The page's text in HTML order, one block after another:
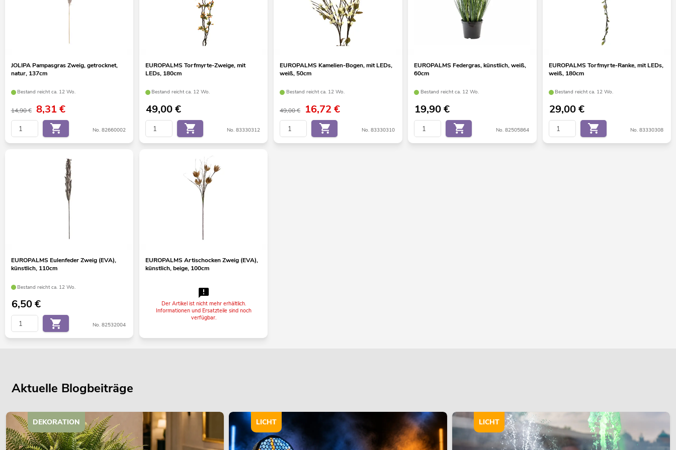
JOLIPA Pampasgras Zweig, getrocknet,
natur, 137cm
Bestand reicht ca. 12 Wo.
14,90 € 8,31€
No. 82660002
EUROPALMS Torfmyrte-Zweige, mit
LEDs, 180cm
Bestand reicht ca. 12 Wo.
49,00€
No. 83330312
EUROPALMS Kamelien-Bogen, mit LEDs,
weiß, 50cm
Bestand reicht ca. 12 Wo.
49,00 € 16,72€
No. 83330310
EUROPALMS Federgras, künstlich, weiß,
60cm
Bestand reicht ca. 12 Wo.
19,90€
No. 82505864
EUROPALMS Torfmyrte-Ranke, mit LEDs,
weiß, 180cm
Bestand reicht ca. 12 Wo.
29,00€
No. 83330308
EUROPALMS Eulenfeder Zweig (EVA),
künstlich, 110cm
Bestand reicht ca. 12 Wo.
6,50€
No. 82532004
EUROPALMS Artischocken Zweig (EVA),
künstlich, beige, 100cm
Der Artikel ist nicht mehr erhältlich.
Informationen und Ersatzteile sind noch
verfügbar.
Aktuelle Blogbeiträge
DEKORATION LICHT LICHT